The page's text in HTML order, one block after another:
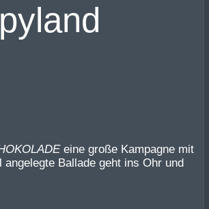
eine große Kampagne mit
Ballade geht ins Ohr und